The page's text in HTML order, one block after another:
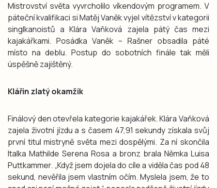
Mistrovství světa vyvrcholilo víkendovým programem. V
páteční kvalifikaci si Matěj Vaněk vyjel vítězství v kategorii
singlkanoistů a Klára Vaňková zajela pátý čas mezi
kajakářkami. Posádka Vaněk – Rašner obsadila páté
místo na deblu. Postup do sobotních finále tak měli
úspěšně zajištěný.
Klářin zlatý okamžik
Finálový den otevřela kategorie kajakářek. Klára Vaňková
zajela životní jízdu a s časem 47,91 sekundy získala svůj
první titul mistryně světa mezi dospělými. Za ní skončila
Italka Mathilde Serena Rosa a bronz brala Němka Luisa
Puttkammer. „Když jsem dojela do cíle a viděla čas pod 48
sekund, nevěřila jsem vlastním očím. Myslela jsem, že to